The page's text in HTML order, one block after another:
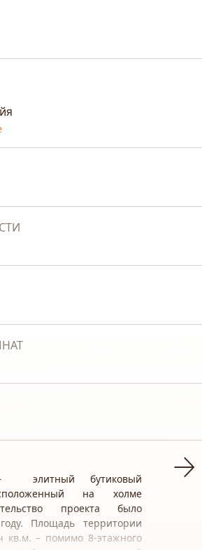
элитный бутиковый
на холме
проекта было
Площадь территории
кв.м. – помимо 8-этажного